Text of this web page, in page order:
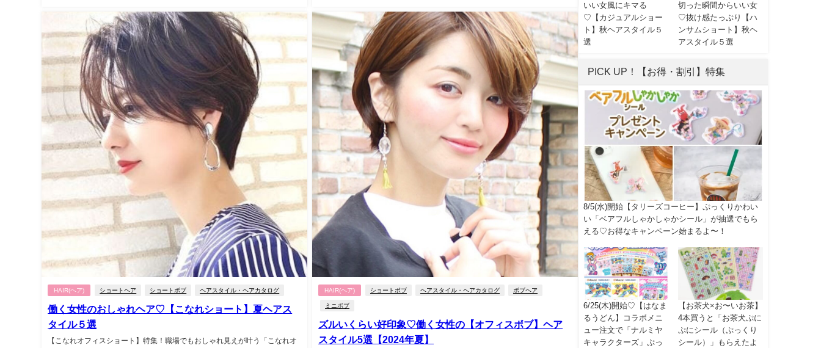
HAIR(ヘア) ショートヘア ショートボブ ヘアスタイル・ヘアカタログ
働く女性のおしゃれヘア♡【こなれショート】夏ヘアス
タイル５選
【こなれオフィスショート】特集！職場でもおしゃれ見えが叶う「こなれオ
HAIR(ヘア) ショートボブ ヘアスタイル・ヘアカタログ ボブヘア
ミニボブ
ズルいくらい好印象♡働く女性の【オフィスボブ】ヘア
スタイル5選【2024年夏】
いい女風にキマる
♡【カジュアルショー
ト】秋ヘアスタイル５
選
切った瞬間からいい女
♡抜け感たっぷり【ハ
ンサムショート】秋ヘ
アスタイル５選
PICK UP！【お得・割引】特集
8/5(水)開始【タリーズコーヒー】ぷっくりかわい
い「ベアフルしゃかしゃかシール」が抽選でもら
える♡お得なキャンペーン始まるよ〜！
6/25(木)開始♡【はなま
るうどん】コラボメニ
ュー注文で「ナルミヤ
キャラクターズ」ぷっ
【お茶犬×お〜いお茶】
4本買うと「お茶犬ぷに
ぷにシール（ぷっくり
シール）」もらえたよ